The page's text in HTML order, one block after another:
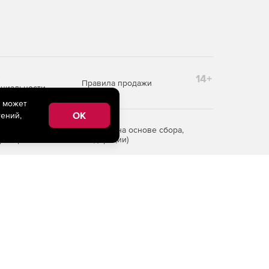
Правила продажи 14+
информации на основе сбора,
Российской Федерации)
может
OK